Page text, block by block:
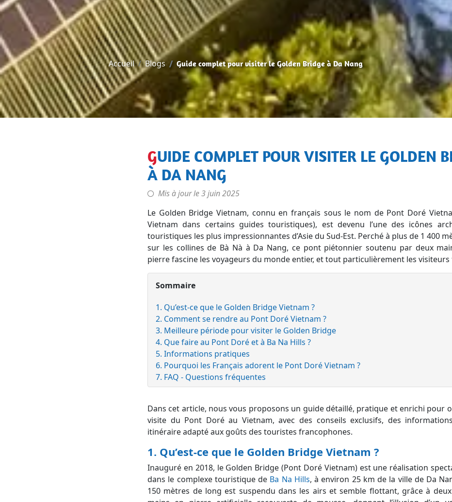
Accueil Blogs Guide complet pour visiter le Golden Bridge à Da Nang
GUIDE COMPLET POUR VISITER LE GOLDEN BRIDGE
À DA NANG
Mis à jour le3 juin 2025
Le Golden Bridge Vietnam, connu en français sous le nom de Pont Doré
Vietnam dans certains guides touristiques), est devenu l’une des icônes
touristiques les plus impressionnantes d’Asie du Sud-Est. Perché à plus de 1 400
sur les collines de Bà Nà à Da Nang, ce pont piétonnier soutenu par deux
pierre fascine les voyageurs du monde entier, et tout particulièrement les visiteurs
Sommaire
1. Qu’est-ce que le Golden Bridge Vietnam ?
2. Comment se rendre au Pont Doré Vietnam ?
3. Meilleure période pour visiter le Golden Bridge
4. Que faire au Pont Doré et à Ba Na Hills ?
5. Informations pratiques
6. Pourquoi les Français adorent le Pont Doré Vietnam ?
7. FAQ - Questions fréquentes
Dans cet article, nous vous proposons un guide détaillé, pratique et enrichi pour
visite du Pont Doré au Vietnam, avec des conseils exclusifs, des
itinéraire adapté aux goûts des touristes francophones.
1. Qu’est-ce que le Golden Bridge Vietnam ?
Inauguré en 2018, le Golden Bridge (Pont Doré Vietnam) est une réalisation
dans le complexe touristique de Ba Na Hills, à environ 25 km de la ville de Da
150 mètres de long est suspendu dans les airs et semble flottant, grâce à